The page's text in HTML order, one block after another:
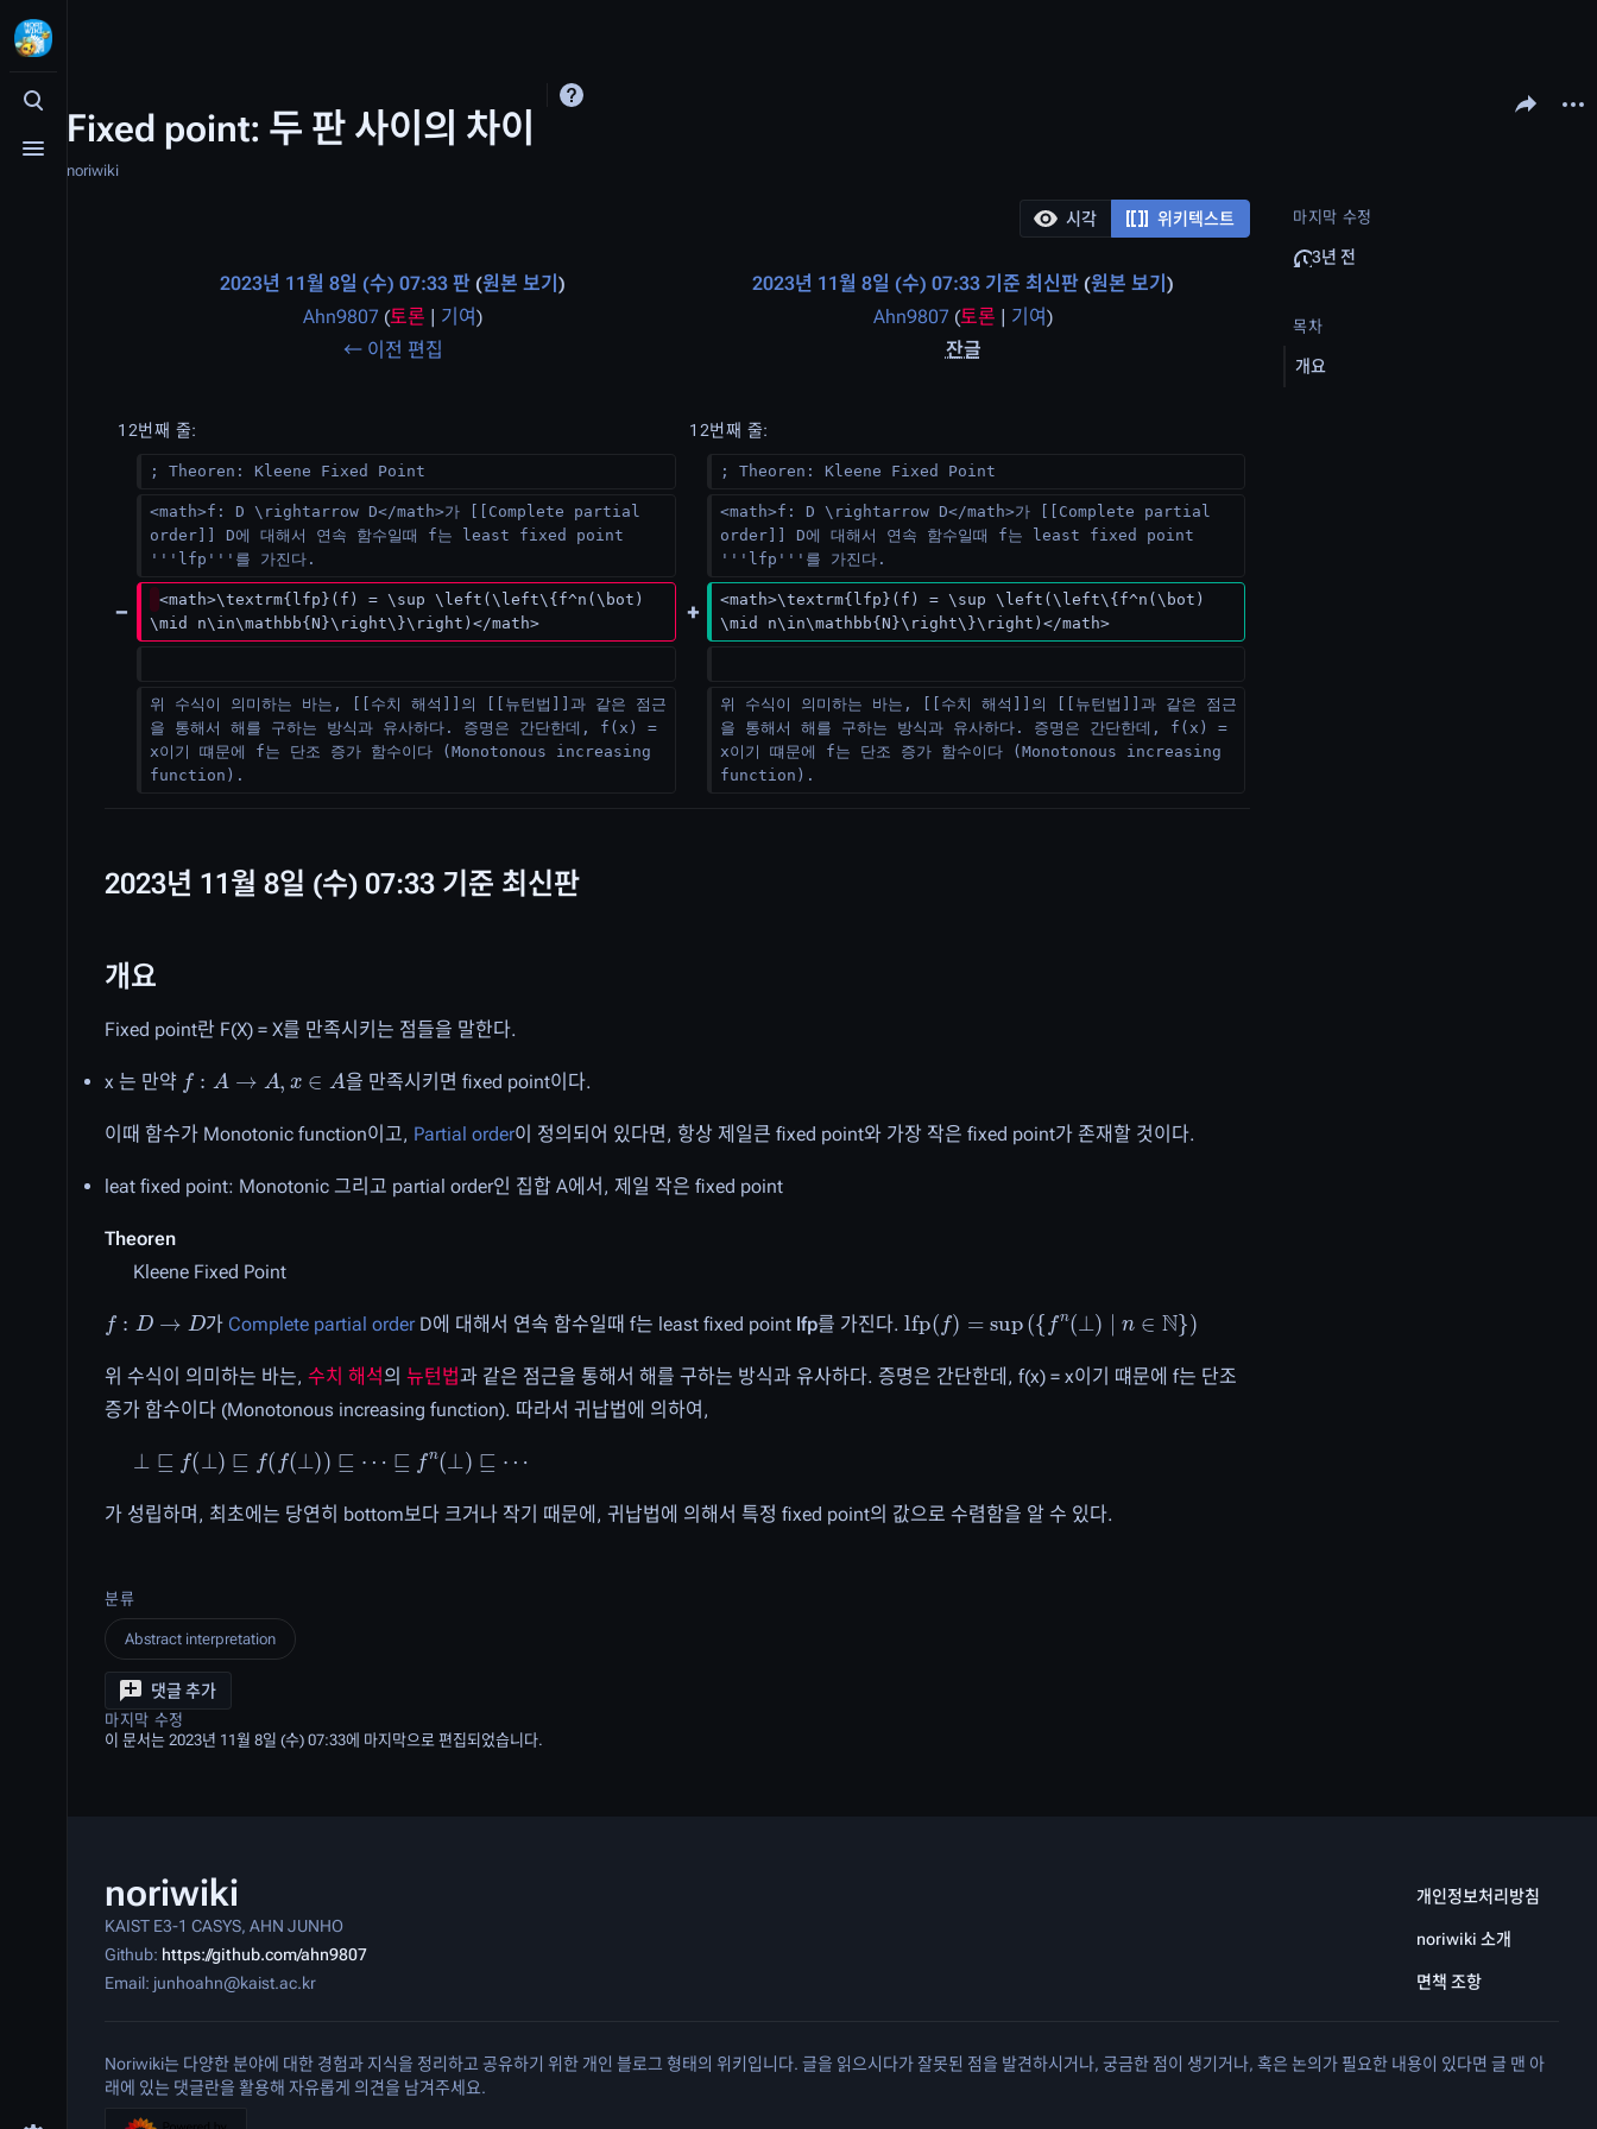
검색 여닫기
메뉴 여닫기
Fixed point: 두 판 사이의 차이
noriwiki
문서 공유하기
다른
시각 위키텍스트
2023년 11월 8일 (수) 07:33 판 원본 보기
Ahn9807 (토론 | 기여)
← 이전 편집
2023년 11월 8일 (수) 07:33 기준 최신판 원본 보기
Ahn9807 (토론 | 기여)
잔글
12번째 줄: 12번째 줄:
; Theoren: Kleene Fixed Point ; Theoren: Kleene Fixed Point
<math>f: D \rightarrow D</math>가 [[Complete partial
order]] D에 대해서 연속 함수일때 f는 least fixed point
'''lfp'''를 가진다.
<math>f: D \rightarrow D</math>가 [[Complete partial
order]] D에 대해서 연속 함수일때 f는 least fixed point
'''lfp'''를 가진다.
<math>\textrm{lfp}(f) = \sup \left(\left\{f^n(\bot)
\mid n\in\mathbb{N}\right\}\right)</math>
<math>\textrm{lfp}(f) = \sup \left(\left\{f^n(\bot)
\mid n\in\mathbb{N}\right\}\right)</math>
위 수식이 의미하는 바는, [[수치 해석]]의 [[뉴턴법]]과 같은 점근
을 통해서 해를 구하는 방식과 유사하다. 증명은 간단한데, f(x) =
x이기 떄문에 f는 단조 증가 함수이다 (Monotonous increasing
function).
위 수식이 의미하는 바는, [[수치 해석]]의 [[뉴턴법]]과 같은 점근
을 통해서 해를 구하는 방식과 유사하다. 증명은 간단한데, f(x) =
x이기 떄문에 f는 단조 증가 함수이다 (Monotonous increasing
function).
2023년 11월 8일 (수) 07:33 기준 최신판
개요
Fixed point란 F(X) = X를 만족시키는 점들을 말한다.
x 는 만약 : → ∈ 을 만족시키면 fixed point이다.
이때 함수가 Monotonic function이고, Partial order이 정의되어 있다면, 항상 제일큰 fixed point와 가장 작은 fixed point가 존재할 것이다.
leat fixed point: Monotonic 그리고 partial order인 집합 A에서, 제일 작은 fixed point
Theoren
Kleene Fixed Point
: → 가 Complete partial orderD에 대해서 연속 함수일때 f는 least fixed point lfp를 가진다.lfp (f )= (⊥)∣ n ∈
위 수식이 의미하는 바는, 수치 해석의 뉴턴법과 같은 점근을 통해서 해를 구하는 방식과 유사하다. 증명은 간단한데, f(x) = x이기 떄문에 f는 단조
증가 함수이다 (Monotonous increasing function). 따라서 귀납법에 의하여,
⊥ ⊑ (⊥ ⊑f( ⊥)) ⊑⋯⊑ ⊥ ⊑⋯
가 성립하며, 최초에는 당연히 bottom보다 크거나 작기 때문에, 귀납법에 의해서 특정 fixed point의 값으로 수렴함을 알 수 있다.
마지막 수정
3년 전
목차
개요
분류
Abstract interpretation
댓글 추가
마지막 수정
이 문서는 2023년 11월 8일 (수) 07:33에 마지막으로 편집되었습니다.
noriwiki
KAIST E3-1 CASYS, AHN JUNHO
Github: https://github.com/ahn9807
Email: junhoahn@kaist.ac.kr
개인정보처리방침
noriwiki 소개
면책 조항
Noriwiki는 다양한 분야에 대한 경험과 지식을 정리하고 공유하기 위한 개인 블로그 형태의 위키입니다. 글을 읽으시다가 잘못된 점을 발견하시거나, 궁금한 점이 생기거나, 혹은 논의가 필요한 내용이 있다면 글 맨 아
래에 있는 댓글란을 활용해 자유롭게 의견을 남겨주세요.